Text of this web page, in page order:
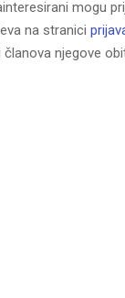
mogu
na stranici
njegove